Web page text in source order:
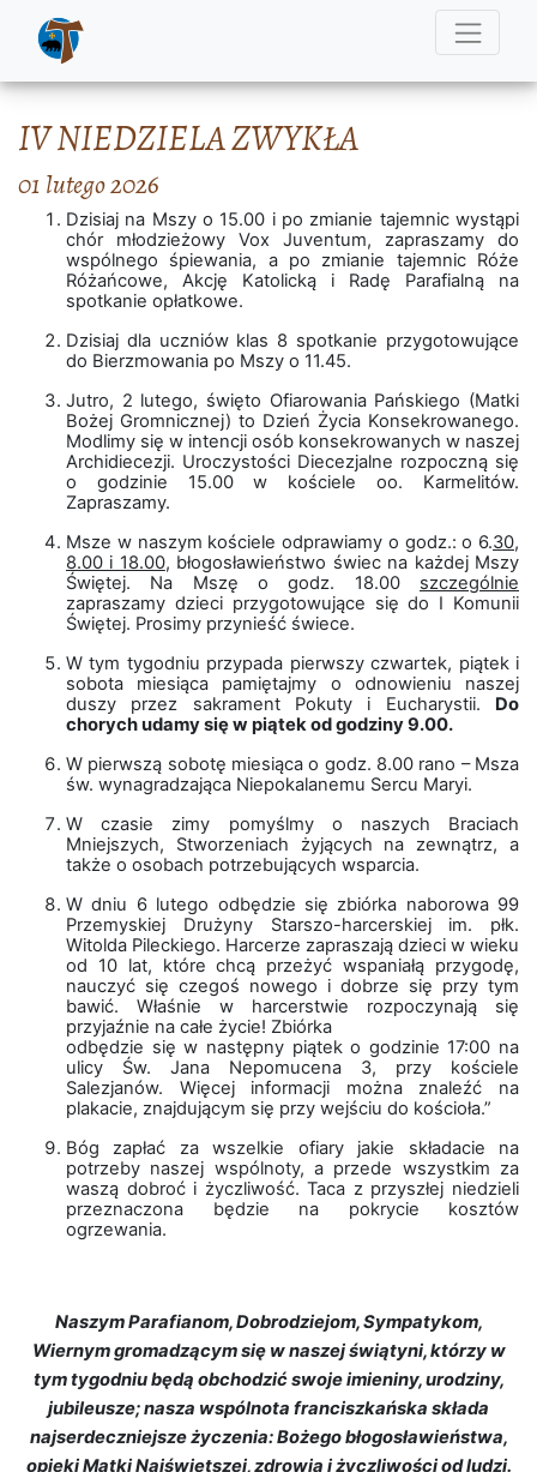
IV NIEDZIELA ZWYKŁA
01 lutego 2026
Dzisiaj na Mszy o 15.00 i po zmianie tajemnic wystąpi
chór młodzieżowy Vox Juventum, zapraszamy do
wspólnego śpiewania, a po zmianie tajemnic Róże
Różańcowe, Akcję Katolicką i Radę Parafialną na
spotkanie opłatkowe.
Dzisiaj dla uczniów klas 8 spotkanie przygotowujące
do Bierzmowania po Mszy o 11.45.
Jutro, 2 lutego, święto Ofiarowania Pańskiego (Matki
Bożej Gromnicznej) to Dzień Życia Konsekrowanego.
Modlimy się w intencji osób konsekrowanych w naszej
Archidiecezji. Uroczystości Diecezjalne rozpoczną się
o godzinie 15.00 w kościele oo. Karmelitów.
Zapraszamy.
Msze w naszym kościele odprawiamy o godz.: o 6.30,
8.00 i 18.00, błogosławieństwo świec na każdej Mszy
Świętej. Na Mszę o godz. 18.00 szczególnie
zapraszamy dzieci przygotowujące się do I Komunii
Świętej. Prosimy przynieść świece.
W tym tygodniu przypada pierwszy czwartek, piątek i
sobota miesiąca pamiętajmy o odnowieniu naszej
duszy przez sakrament Pokuty i Eucharystii. Do
chorych udamy się w piątek od godziny 9.00.
W pierwszą sobotę miesiąca o godz. 8.00 rano – Msza
św. wynagradzająca Niepokalanemu Sercu Maryi.
W czasie zimy pomyślmy o naszych Braciach
Mniejszych, Stworzeniach żyjących na zewnątrz, a
także o osobach potrzebujących wsparcia.
W dniu 6 lutego odbędzie się zbiórka naborowa 99
Przemyskiej Drużyny Starszo-harcerskiej im. płk.
Witolda Pileckiego. Harcerze zapraszają dzieci w wieku
od 10 lat, które chcą przeżyć wspaniałą przygodę,
nauczyć się czegoś nowego i dobrze się przy tym
bawić. Właśnie w harcerstwie rozpoczynają się
przyjaźnie na całe życie! Zbiórka
odbędzie się w następny piątek o godzinie 17:00 na
ulicy Św. Jana Nepomucena 3, przy kościele
Salezjanów. Więcej informacji można znaleźć na
plakacie, znajdującym się przy wejściu do kościoła.”
Bóg zapłać za wszelkie ofiary jakie składacie na
potrzeby naszej wspólnoty, a przede wszystkim za
waszą dobroć i życzliwość. Taca z przyszłej niedzieli
przeznaczona będzie na pokrycie kosztów
ogrzewania.
Naszym Parafianom, Dobrodziejom, Sympatykom,
Wiernym gromadzącym się w naszej świątyni, którzy w
tym tygodniu będą obchodzić swoje imieniny, urodziny,
jubileusze; nasza wspólnota franciszkańska składa
najserdeczniejsze życzenia: Bożego błogosławieństwa,
opieki Matki Najświętszej, zdrowia i życzliwości od ludzi.